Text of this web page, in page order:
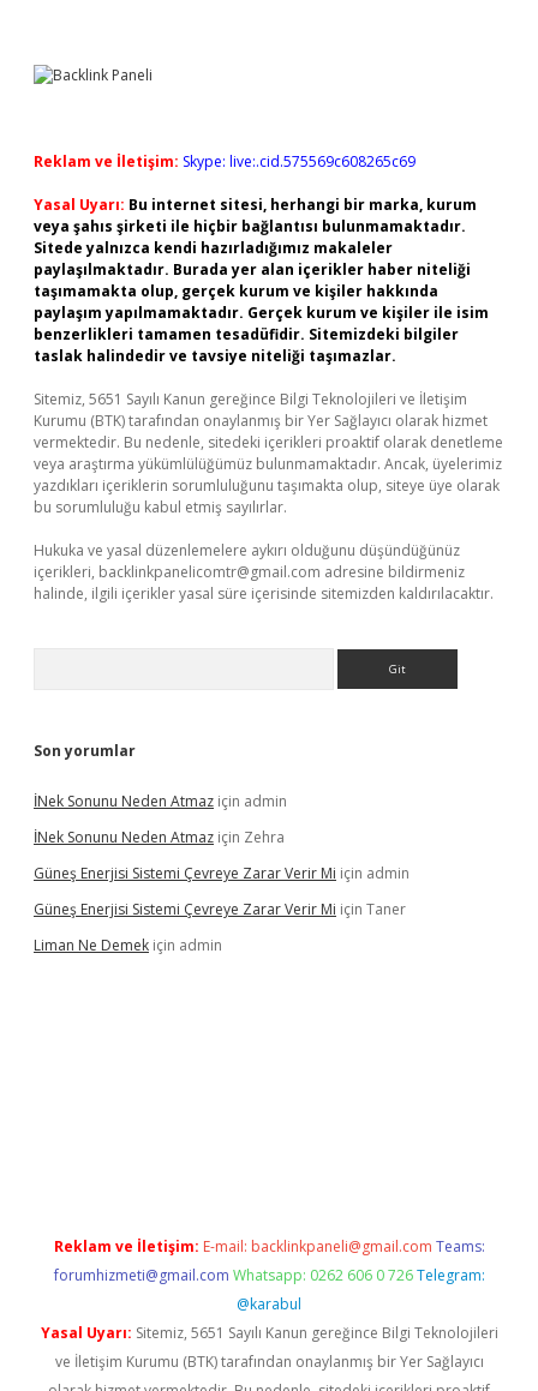
Reklam ve İletişim: Skype: live:.cid.575569c608265c69
Yasal Uyarı: Bu internet sitesi, herhangi bir marka, kurum
veya şahıs şirketi ile hiçbir bağlantısı bulunmamaktadır.
Sitede yalnızca kendi hazırladığımız makaleler
paylaşılmaktadır. Burada yer alan içerikler haber niteliği
taşımamakta olup, gerçek kurum ve kişiler hakkında
paylaşım yapılmamaktadır. Gerçek kurum ve kişiler ile isim
benzerlikleri tamamen tesadüfidir. Sitemizdeki bilgiler
taslak halindedir ve tavsiye niteliği taşımazlar.
Sitemiz, 5651 Sayılı Kanun gereğince Bilgi Teknolojileri ve İletişim
Kurumu (BTK) tarafından onaylanmış bir Yer Sağlayıcı olarak hizmet
vermektedir. Bu nedenle, sitedeki içerikleri proaktif olarak denetleme
veya araştırma yükümlülüğümüz bulunmamaktadır. Ancak, üyelerimiz
yazdıkları içeriklerin sorumluluğunu taşımakta olup, siteye üye olarak
bu sorumluluğu kabul etmiş sayılırlar.
Hukuka ve yasal düzenlemelere aykırı olduğunu düşündüğünüz
içerikleri, backlinkpanelicomtr@gmail.com adresine bildirmeniz
halinde, ilgili içerikler yasal süre içerisinde sitemizden kaldırılacaktır.
Son yorumlar
İNek Sonunu Neden Atmaz için admin
İNek Sonunu Neden Atmaz için Zehra
Güneş Enerjisi Sistemi Çevreye Zarar Verir Mi için admin
Güneş Enerjisi Sistemi Çevreye Zarar Verir Mi için Taner
Liman Ne Demek için admin
Reklam ve İletişim: E-mail: backlinkpaneli@gmail.com Teams:
forumhizmeti@gmail.com Whatsapp: 0262 606 0 726 Telegram:
@karabul
Yasal Uyarı: Sitemiz, 5651 Sayılı Kanun gereğince Bilgi Teknolojileri
ve İletişim Kurumu (BTK) tarafından onaylanmış bir Yer Sağlayıcı